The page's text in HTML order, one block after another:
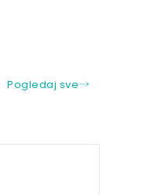
Pogledaj sve